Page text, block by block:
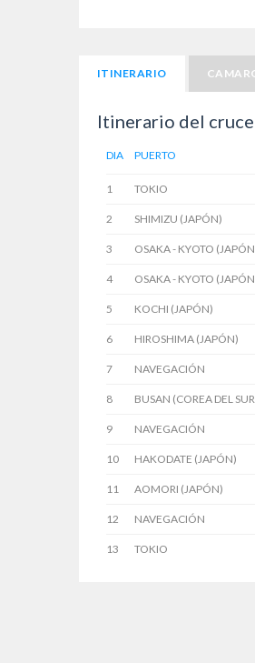
ITINERARIO
Itinerario del
DIA PUERTO
1 TOKIO
2 SHIMIZU (JAPÓN)
3 OSAKA - KYOTO
4 OSAKA - KYOTO
5 KOCHI (JAPÓN)
6 HIROSHIMA (JAPÓN)
7 NAVEGACIÓN
8 BUSAN (COREA DEL
9 NAVEGACIÓN
10 HAKODATE (JAPÓN)
11 AOMORI (JAPÓN)
12 NAVEGACIÓN
13 TOKIO